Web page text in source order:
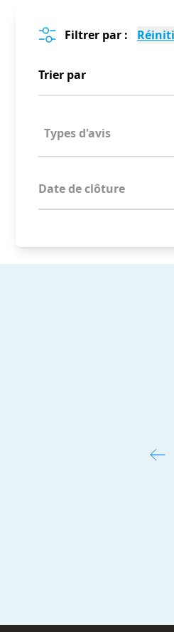
Filtrer par :
Trier par
Date de clôture